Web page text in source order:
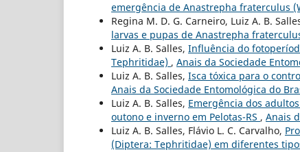
emergência de Anastrepha fraterculus
Regina M. D. G. Carneiro, Luiz A. B.
larvas e pupas de Anastrepha
Luiz A. B. Salles, Influência do
Tephritidae) , Anais da Sociedade
Luiz A. B. Salles, Isca tóxica para o
Anais da Sociedade Entomológica do
Luiz A. B. Salles, Emergência dos
outono e inverno em Pelotas-RS , Anais
Luiz A. B. Salles, Flávio L. C. Carvalho,
(Diptera: Tephritidae) em diferentes